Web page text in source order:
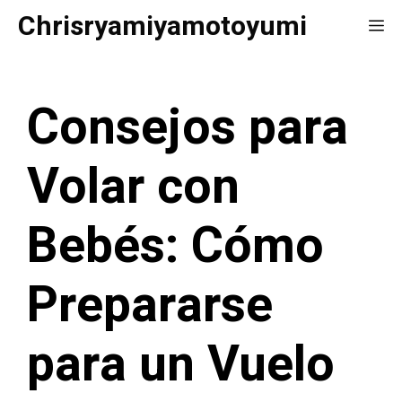
SaltarChrisryamiyamotoyumi
Consejos para
Volar con
Bebés: Cómo
Prepararse
para un Vuelo